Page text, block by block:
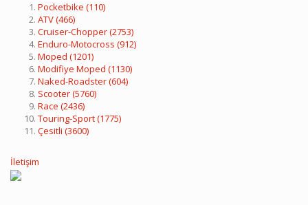
Pocketbike (110)
ATV(466)
Cruiser-Chopper(2753)
Enduro-Motocross (912)
Moped (1201)
Modifiye Moped (1130)
Naked-Roadster(604)
Scooter(5760)
Race (2436)
Touring-Sport(1775)
Çesitli (3600)
İletişim